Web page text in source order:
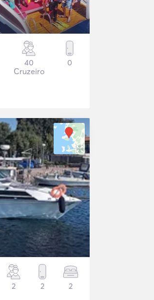
40
Cruzeiro
0
2 2 2